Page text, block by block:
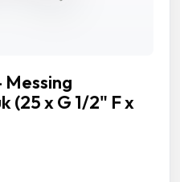
(25 x G 1/2" F x